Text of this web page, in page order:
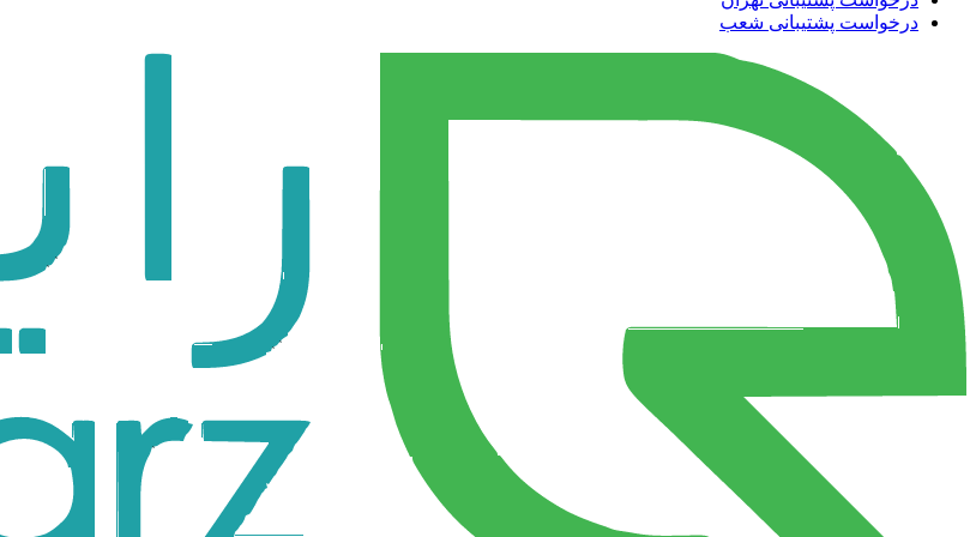
درخواست پشتیبانی شعب